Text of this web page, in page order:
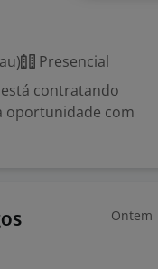
Presencial
está contratando
oportunidade com
Ontem